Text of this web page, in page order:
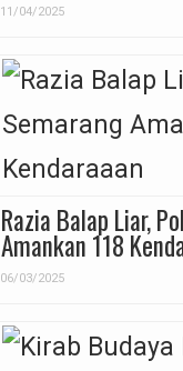
11/04/2025
Razia Balap Liar,
Amankan 118
06/03/2025